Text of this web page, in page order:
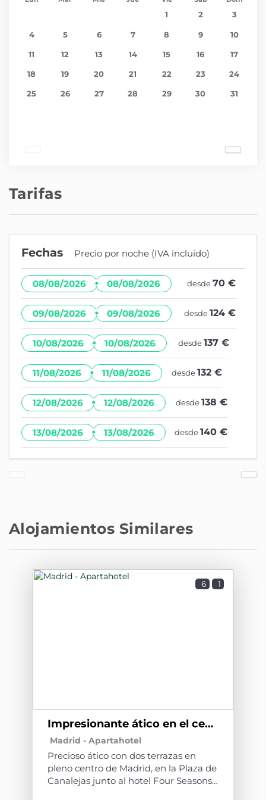
1 2 3
4 5 6 7 8 9 10
11 12 13 14 15 16 17
18 19 20 21 22 23 24
25 26 27 28 29 30 31
Tarifas
Fechas Precio por noche (IVA incluido)
08/08/2026 · 08/08/2026 desde70 €
09/08/2026 · 09/08/2026 desde124 €
10/08/2026 · 10/08/2026 desde137 €
11/08/2026 · 11/08/2026 desde132 €
12/08/2026 · 12/08/2026 desde138 €
13/08/2026 · 13/08/2026 desde140 €
Alojamientos Similares
6 1
Impresionante ático en el centro de Madrid C6
Madrid - Apartahotel
Precioso ático con dos terrazas en
pleno centro de Madrid, en la Plaza de
Canalejas junto al hotel Four Seasons,